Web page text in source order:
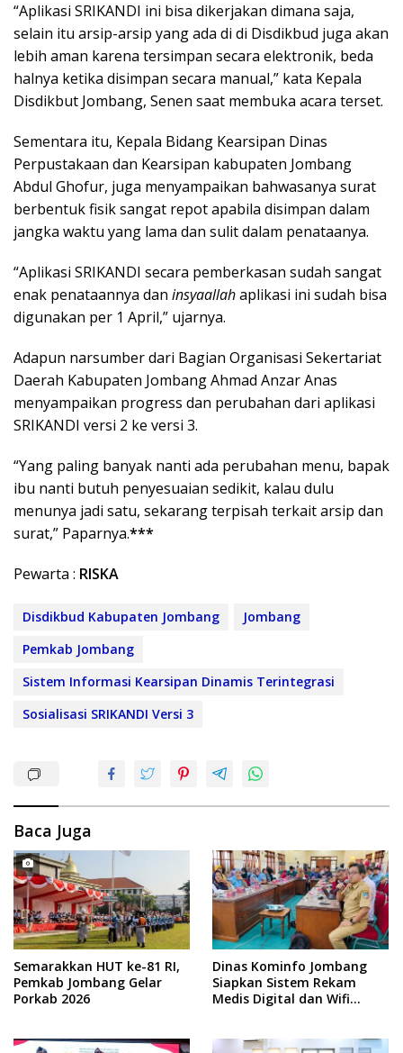
“Aplikasi SRIKANDI ini bisa dikerjakan dimana saja,
selain itu arsip-arsip yang ada di di Disdikbud juga akan
lebih aman karena tersimpan secara elektronik, beda
halnya ketika disimpan secara manual,” kata Kepala
Disdikbut Jombang, Senen saat membuka acara terset.
Sementara itu, Kepala Bidang Kearsipan Dinas
Perpustakaan dan Kearsipan kabupaten Jombang
Abdul Ghofur, juga menyampaikan bahwasanya surat
berbentuk fisik sangat repot apabila disimpan dalam
jangka waktu yang lama dan sulit dalam penataanya.
“Aplikasi SRIKANDI secara pemberkasan sudah sangat
enak penataannya dan insyaallahaplikasi ini sudah bisa
digunakan per 1 April,” ujarnya.
Adapun narsumber dari Bagian Organisasi Sekertariat
Daerah Kabupaten Jombang Ahmad Anzar Anas
menyampaikan progress dan perubahan dari aplikasi
SRIKANDI versi 2 ke versi 3.
“Yang paling banyak nanti ada perubahan menu, bapak
ibu nanti butuh penyesuaian sedikit, kalau dulu
menunya jadi satu, sekarang terpisah terkait arsip dan
surat,” Paparnya.***
Pewarta : RISKA
Disdikbud Kabupaten Jombang
Jombang
Pemkab Jombang
Sistem Informasi Kearsipan Dinamis Terintegrasi
Sosialisasi SRIKANDI Versi 3
Baca Juga
Semarakkan HUT ke-81 RI,
Pemkab Jombang Gelar
Porkab 2026
Dinas Kominfo Jombang
Siapkan Sistem Rekam
Medis Digital dan Wifi